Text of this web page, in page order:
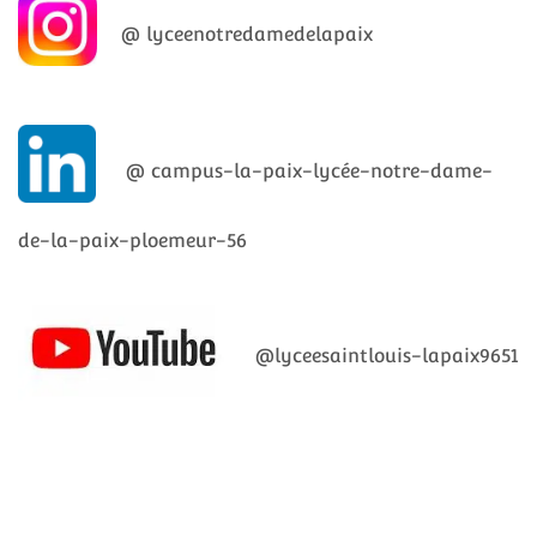
@ lyceenotredamedelapaix
@ campus-la-paix-lycée-notre-dame-
de-la-paix-ploemeur-56
@lyceesaintlouis-lapaix9651